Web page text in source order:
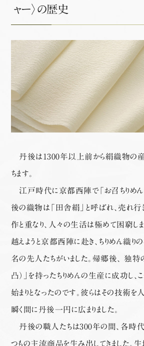
ャー〉の歴史
丹後は1300年以上前から絹織物の産
ちます。
江戸時代に京都西陣で「お召ちりめん
後の織物は「田舎絹」と呼ばれ、売れ
作と重なり、人々の生活は極めて困窮しま
越えようと京都西陣に赴き、ちりめん織
名の先人たちがいました。帰郷後、 独特
凸）」を持ったちりめんの生産に成功し、
始まりとなったのです。彼らはその技術を人
瞬く間に丹後一円に広まりました。
丹後の職人たちは300年の間、各時代
つもの主流商品を生み出してきました。